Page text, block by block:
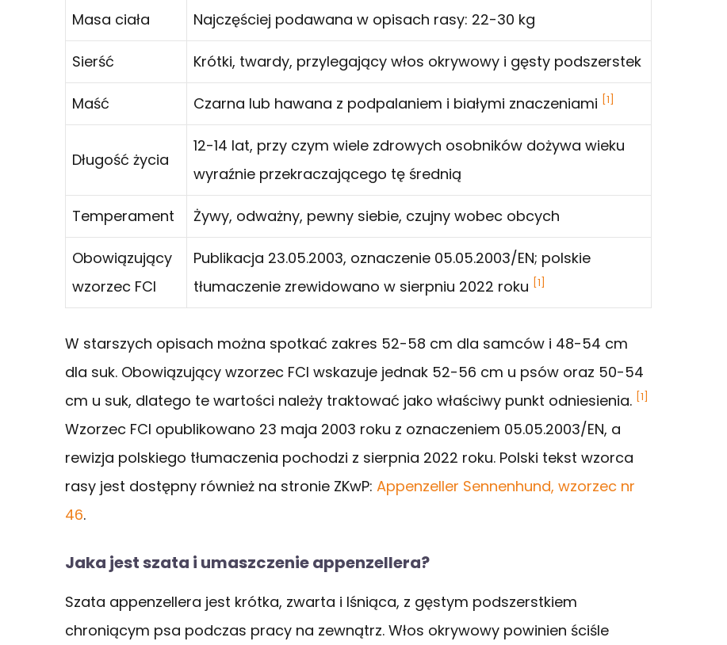
Masa ciała Najczęściej podawana w opisach rasy: 22-30 kg
Sierść Krótki, twardy, przylegający włos okrywowy i gęsty podszerstek
Maść Czarna lub hawana z podpalaniem i białymi znaczeniami [1]
Długość życia
12-14 lat, przy czym wiele zdrowych osobników dożywa wieku
wyraźnie przekraczającego tę średnią
Temperament Żywy, odważny, pewny siebie, czujny wobec obcych
Obowiązujący
wzorzec FCI
Publikacja 23.05.2003, oznaczenie 05.05.2003/EN; polskie
tłumaczenie zrewidowano w sierpniu 2022 roku [1]
W starszych opisach można spotkać zakres 52-58 cm dla samców i 48-54 cm
dla suk. Obowiązujący wzorzec FCI wskazuje jednak 52-56 cm u psów oraz 50-54
cm u suk, dlatego te wartości należy traktować jako właściwy punkt odniesienia. [1]
Wzorzec FCI opublikowano 23 maja 2003 roku z oznaczeniem 05.05.2003/EN, a
rewizja polskiego tłumaczenia pochodzi z sierpnia 2022 roku. Polski tekst wzorca
rasy jest dostępny również na stronie ZKwP: Appenzeller Sennenhund, wzorzec nr
46.
Jaka jest szata i umaszczenie appenzellera?
Szata appenzellera jest krótka, zwarta i lśniąca, z gęstym podszerstkiem
chroniącym psa podczas pracy na zewnątrz. Włos okrywowy powinien ściśle